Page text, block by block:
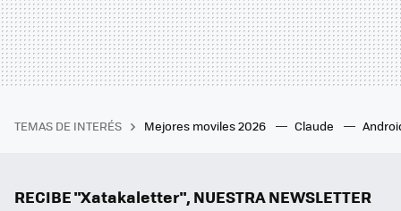
TEMAS DE INTERÉS Mejores moviles 2026 Claude
RECIBE "Xatakaletter", NUESTRA NEWSLETTER